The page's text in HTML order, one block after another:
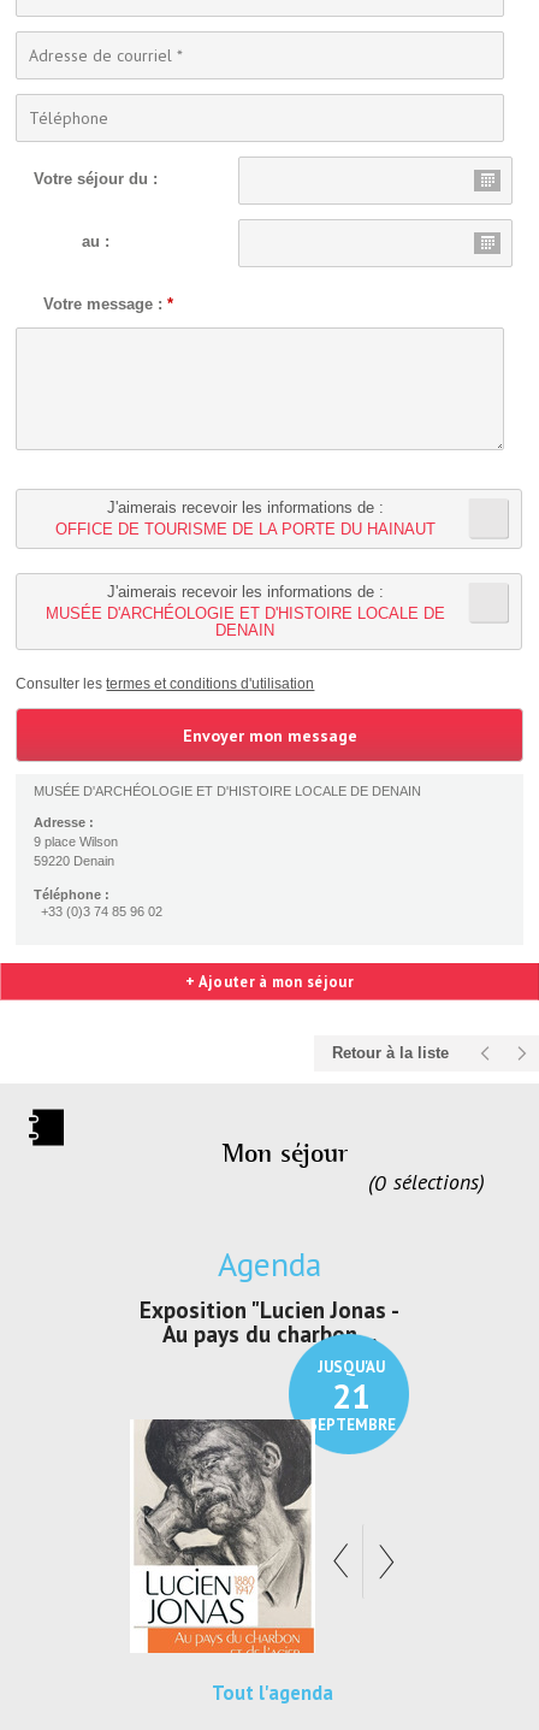
Votre séjour du :
au :
Votre message : *
J'aimerais recevoir les informations de :
OFFICE DE TOURISME DE LA PORTE DU HAINAUT
J'aimerais recevoir les informations de :
MUSÉE D'ARCHÉOLOGIE ET D'HISTOIRE LOCALE DE
DENAIN
Consulter lestermes et conditions d'utilisation
MUSÉE D'ARCHÉOLOGIE ET D'HISTOIRE LOCALE DE DENAIN
Adresse :
9 place Wilson
59220 Denain
Téléphone :
+33 (0)3 74 85 96 02
+ Ajouter à mon séjour
Retour à la liste
Mon séjour
sélections
0
Agenda
JUSQU'AU
21
SEPTEMBRE
Exposition "Lucien Jonas -
Au pays du charbon ...
Tout l'agenda